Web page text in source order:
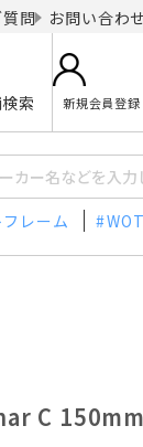
問 お問い合わせ
索 新規会員登録
レーム
C